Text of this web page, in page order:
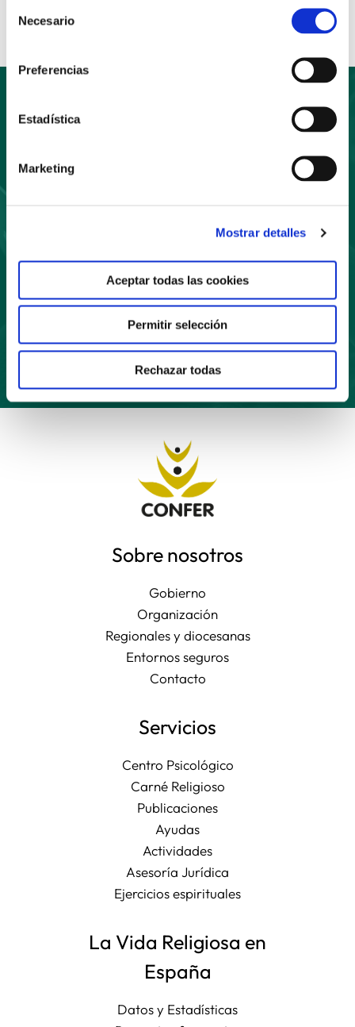
Necesario
Preferencias
Estadística
Marketing
Mostrar detalles
Aceptar todas las cookies
Permitir selección
Rechazar todas
Suscríbete
a nuestro boletín
Sobre nosotros
Gobierno
Organización
Regionales y diocesanas
Entornos seguros
Contacto
Servicios
Centro Psicológico
Carné Religioso
Publicaciones
Ayudas
Actividades
Asesoría Jurídica
Ejercicios espirituales
La Vida Religiosa en
España
Datos y Estadísticas